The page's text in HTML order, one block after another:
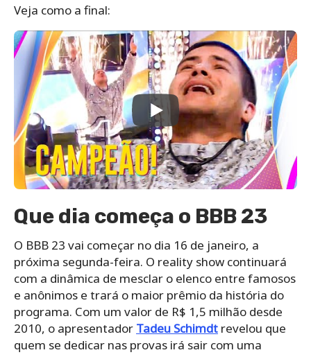
Veja como a final:
Que dia começa o BBB 23
O BBB 23 vai começar no dia 16 de janeiro, a
próxima segunda-feira. O reality show continuará
com a dinâmica de mesclar o elenco entre famosos
e anônimos e trará o maior prêmio da história do
programa. Com um valor de R$ 1,5 milhão desde
2010, o apresentador Tadeu Schimdt revelou que
quem se dedicar nas provas irá sair com uma